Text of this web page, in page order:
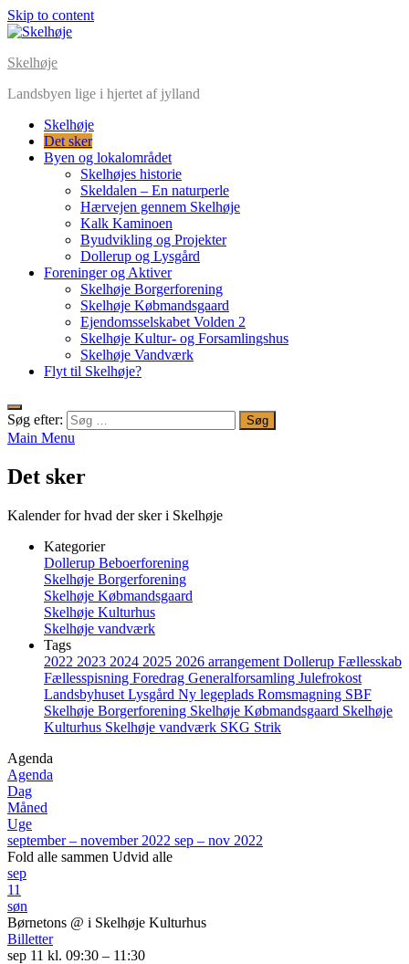
Skip to content
Skelhøje
Landsbyen lige i hjertet af jylland
Skelhøje
Det sker
Byen og lokalområdet
Skelhøjes historie
Skeldalen – En naturperle
Hærvejen gennem Skelhøje
Kalk Kaminoen
Byudvikling og Projekter
Dollerup og Lysgård
Foreninger og Aktiver
Skelhøje Borgerforening
Skelhøje Købmandsgaard
Ejendomsselskabet Volden 2
Skelhøje Kultur- og Forsamlingshus
Skelhøje Vandværk
Flyt til Skelhøje?
Søg efter:
Main Menu
Det sker
Kalender for hvad der sker i Skelhøje
Kategorier
Dollerup Beboerforening
Skelhøje Borgerforening
Skelhøje Købmandsgaard
Skelhøje Kulturhus
Skelhøje vandværk
Tags
2022 2023 2024 2025 2026 arrangement Dollerup Fællesskab
Fællesspisning Foredrag Generalforsamling Julefrokost
Landsbyhuset Lysgård Ny legeplads Romsmagning SBF
Skelhøje Borgerforening Skelhøje Købmandsgaard Skelhøje
Kulturhus Skelhøje vandværk SKG Strik
Agenda
Agenda
Dag
Måned
Uge
september – november 2022 sep – nov 2022
Fold alle sammen Udvid alle
sep
11
søn
Børnetons @ i Skelhøje Kulturhus
Billetter
sep 11 kl. 09:30 – 11:30